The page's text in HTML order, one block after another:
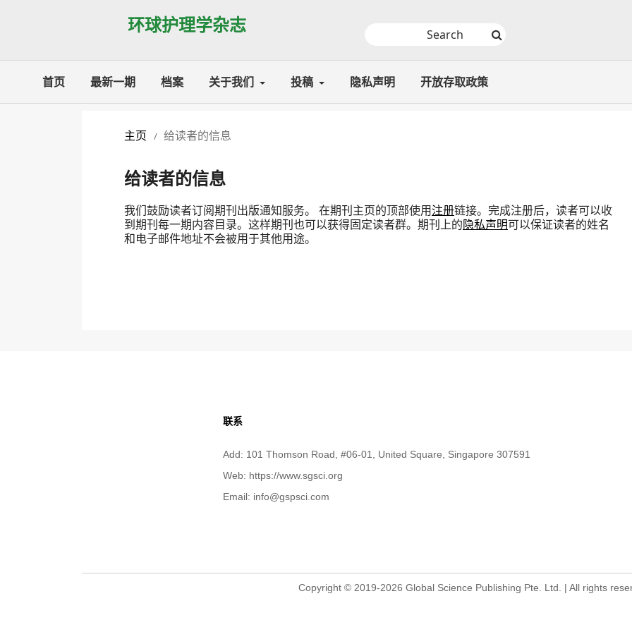
环球护理学杂志
首页 最新一期 档案 关于我们 投稿 隐私声明 开放存取政策
主页 / 给读者的信息
给读者的信息
我们鼓励读者订阅期刊出版通知服务。 在期刊主页的顶部使用注册链接。完成注册后，读者可以收
到期刊每一期内容目录。这样期刊也可以获得固定读者群。期刊上的隐私声明可以保证读者的姓名
和电子邮件地址不会被用于其他用途。
联系
Add: 101 Thomson Road, #06-01, United Square, Singapore 307591
Web: https://www.sgsci.org
Email: info@gspsci.com
Copyright © 2019-2026 Global Science Publishing Pte. Ltd. | All rights